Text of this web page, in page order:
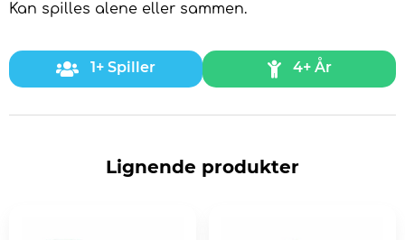
Kan spilles alene eller sammen.
1+ Spiller 4+ År
Lignende produkter